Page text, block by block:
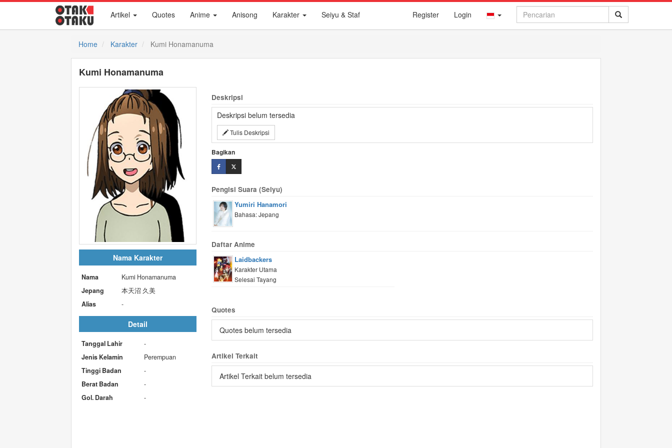
Register Login
Artikel Quotes Anime Anisong Karakter Seiyu & Staf
Home Karakter Kumi Honamanuma
Kumi Honamanuma
Nama Karakter
Nama
Kumi Honamanuma
Jepang
本天沼 久美
Alias
-
Detail
Tanggal Lahir
-
Jenis Kelamin
Perempuan
Tinggi Badan
-
Berat Badan
-
Gol. Darah
-
Deskripsi
Deskripsi belum tersedia
Tulis Deskripsi
Bagikan
Pengisi Suara (Seiyu)
Yumiri Hanamori
Bahasa: Jepang
Daftar Anime
Laidbackers
Karakter Utama
Selesai Tayang
Quotes
Quotes belum tersedia
Artikel Terkait
Artikel Terkait belum tersedia